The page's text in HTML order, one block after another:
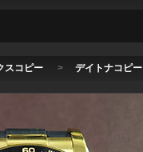
スコピー > デイトナコピー